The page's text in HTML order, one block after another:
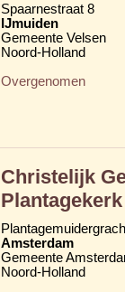
Spaarnestraat 8
IJmuiden
Gemeente Velsen
Noord-Holland
Overgenomen
Christelijk
Amsterdam
Gemeente
Noord-Holland